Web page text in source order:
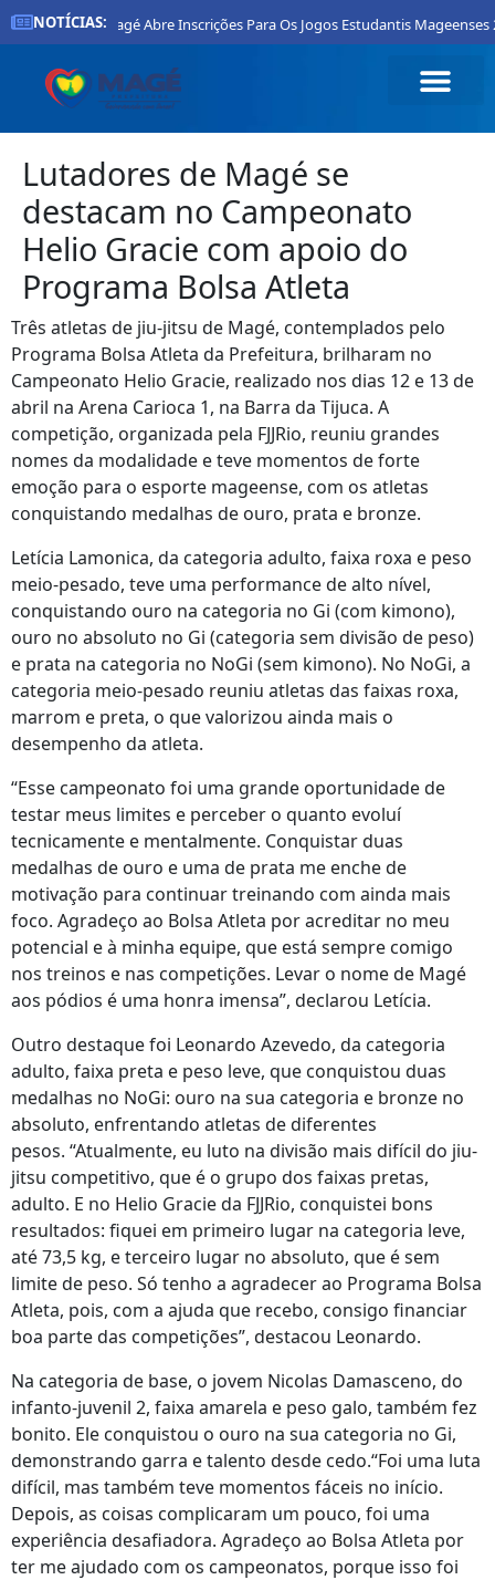
NOTÍCIAS:
De Magé Abre Inscrições Para Os Jogos Estudantis Mageenses 2026
Lutadores de Magé se
destacam no Campeonato
Helio Gracie com apoio do
Programa Bolsa Atleta
Três atletas de jiu-jitsu de Magé, contemplados pelo
Programa Bolsa Atleta da Prefeitura, brilharam no
Campeonato Helio Gracie, realizado nos dias 12 e 13 de
abril na Arena Carioca 1, na Barra da Tijuca. A
competição, organizada pela FJJRio, reuniu grandes
nomes da modalidade e teve momentos de forte
emoção para o esporte mageense, com os atletas
conquistando medalhas de ouro, prata e bronze.
Letícia Lamonica, da categoria adulto, faixa roxa e peso
meio-pesado, teve uma performance de alto nível,
conquistando ouro na categoria no Gi (com kimono),
ouro no absoluto no Gi (categoria sem divisão de peso)
e prata na categoria no NoGi (sem kimono). No NoGi, a
categoria meio-pesado reuniu atletas das faixas roxa,
marrom e preta, o que valorizou ainda mais o
desempenho da atleta.
“Esse campeonato foi uma grande oportunidade de
testar meus limites e perceber o quanto evoluí
tecnicamente e mentalmente. Conquistar duas
medalhas de ouro e uma de prata me enche de
motivação para continuar treinando com ainda mais
foco. Agradeço ao Bolsa Atleta por acreditar no meu
potencial e à minha equipe, que está sempre comigo
nos treinos e nas competições. Levar o nome de Magé
aos pódios é uma honra imensa”, declarou Letícia.
Outro destaque foi Leonardo Azevedo, da categoria
adulto, faixa preta e peso leve, que conquistou duas
medalhas no NoGi: ouro na sua categoria e bronze no
absoluto, enfrentando atletas de diferentes
pesos. “Atualmente, eu luto na divisão mais difícil do jiu-
jitsu competitivo, que é o grupo dos faixas pretas,
adulto. E no Helio Gracie da FJJRio, conquistei bons
resultados: fiquei em primeiro lugar na categoria leve,
até 73,5 kg, e terceiro lugar no absoluto, que é sem
limite de peso. Só tenho a agradecer ao Programa Bolsa
Atleta, pois, com a ajuda que recebo, consigo financiar
boa parte das competições”, destacou Leonardo.
Na categoria de base, o jovem Nicolas Damasceno, do
infanto-juvenil 2, faixa amarela e peso galo, também fez
bonito. Ele conquistou o ouro na sua categoria no Gi,
demonstrando garra e talento desde cedo.“Foi uma luta
difícil, mas também teve momentos fáceis no início.
Depois, as coisas complicaram um pouco, foi uma
experiência desafiadora. Agradeço ao Bolsa Atleta por
ter me ajudado com os campeonatos, porque isso foi